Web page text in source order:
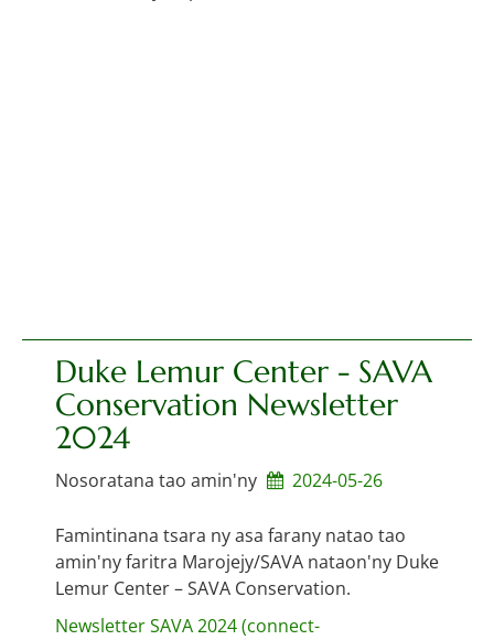
Duke Lemur Center - SAVA
Conservation Newsletter
2024
Nosoratana tao amin'ny 2024-05-26
Famintinana tsara ny asa farany natao tao
amin'ny faritra Marojejy/SAVA nataon'ny Duke
Lemur Center – SAVA Conservation.
Newsletter SAVA 2024 (connect-